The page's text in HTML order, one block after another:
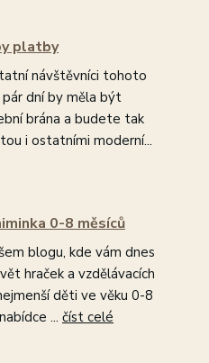
platby
návštěvníci tohoto
dní by měla být
brána a budete tak
i ostatními moderní...
0-8 měsíců
blogu, kde vám dnes
hraček a vzdělávacích
děti ve věku 0-8
... číst celé